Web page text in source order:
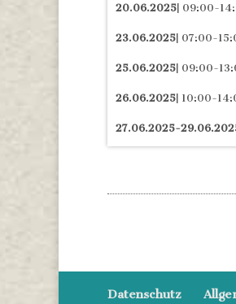
20.06.2025| 09:00-
23.06.2025| 07:00-
25.06.2025| 09:00-
26.06.2025| 10:00-
27.06.2025-
Datenschutz